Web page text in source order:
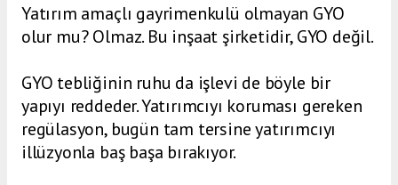
Yatırım amaçlı gayrimenkulü olmayan GYO
olur mu? Olmaz. Bu inşaat şirketidir, GYO değil.
GYO tebliğinin ruhu da işlevi de böyle bir
yapıyı reddeder. Yatırımcıyı koruması gereken
regülasyon, bugün tam tersine yatırımcıyı
illüzyonla baş başa bırakıyor.